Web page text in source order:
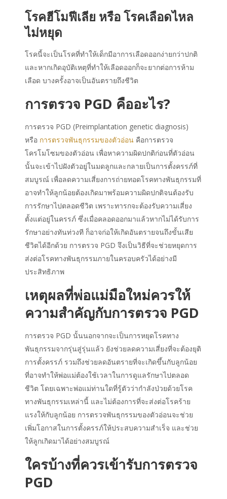
โรคฮีโมฟีเลีย หรือ โรคเลือดไหล
ไม่หยุด
โรคนี้จะเป็นโรคที่ทำให้เด็กมีอาการเลือดออกง่ายกว่าปกติ
และหากเกิดอุบัติเหตุที่ทำให้เลือดออกก็จะยากต่อการห้าม
เลือด บางครั้งอาจเป็นอันตรายถึงชีวิต
การตรวจ PGD คืออะไร?
การตรวจ PGD (Preimplantation genetic diagnosis)
หรือ การตรวจพันธุกรรมของตัวอ่อน คือการตรวจ
โครโมโซมของตัวอ่อน เพื่อหาความผิดปกติก่อนที่ตัวอ่อน
นั้นจะเข้าไปฝังตัวอยู่ในมดลูกและกลายเป็นการตั้งครรภ์ที่
สมบูรณ์ เพื่อลดความเสี่ยงการถ่ายทอดโรคทางพันธุกรรมที่
อาจทำให้ลูกน้อยต้องเกิดมาพร้อมความผิดปกติจนต้องรับ
การรักษาไปตลอดชีวิต เพราะทารกจะต้องรับความเสี่ยง
ตั้งแต่อยู่ในครรภ์ ซึ่งเมื่อคลอดออกมาแล้วหากไม่ได้รับการ
รักษาอย่างทันท่วงที ก็อาจก่อให้เกิดอันตรายจนถึงขั้นเสีย
ชีวิตได้อีกด้วย การตรวจ PGD จึงเป็นวิธีที่จะช่วยหยุดการ
ส่งต่อโรคทางพันธุกรรมภายในครอบครัวได้อย่างมี
ประสิทธิภาพ
เหตุผลที่พ่อแม่มือใหม่ควรให้
ความสำคัญกับการตรวจ PGD
การตรวจ PGD นั้นนอกจากจะเป็นการหยุดโรคทาง
พันธุกรรมจากรุ่นสู่รุ่นแล้ว ยังช่วยลดความเสี่ยงที่จะต้องยุติ
การตั้งครรภ์ รวมถึงช่วยลดอันตรายที่จะเกิดขึ้นกับลูกน้อย
ที่อาจทำให้พ่อแม่ต้องใช้เวลาในการดูแลรักษาไปตลอด
ชีวิต โดยเฉพาะพ่อแม่ท่านใดที่รู้ตัวว่ากำลังป่วยด้วยโรค
ทางพันธุกรรมเหล่านี้ และไม่ต้องการที่จะส่งต่อโรคร้าย
แรงให้กับลูกน้อย การตรวจพันธุกรรมของตัวอ่อนจะช่วย
เพิ่มโอกาสในการตั้งครรภ์ให้ประสบความสำเร็จ และช่วย
ให้ลูกเกิดมาได้อย่างสมบูรณ์
ใครบ้างที่ควรเข้ารับการตรวจ
PGD